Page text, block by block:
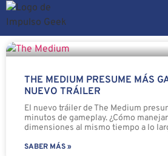
THE MEDIUM PRESUME MÁS
NUEVO TRÁILER
El nuevo tráiler de The Medium
minutos de gameplay. ¿Cómo
dimensiones al mismo tiempo a lo
SABER MÁS »